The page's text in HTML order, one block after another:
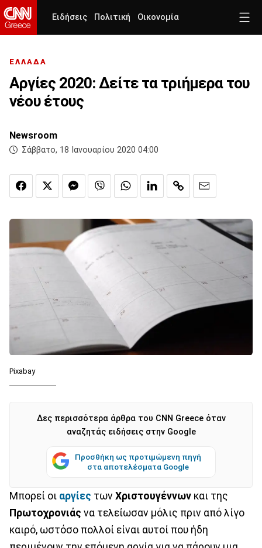
Ειδήσεις Πολιτική Οικονομία
ΕΛΛΑΔΑ
Αργίες 2020: Δείτε τα τριήμερα του
νέου έτους
Newsroom
Σάββατο, 18 Ιανουαρίου 2020 04:00
Pixabay
Δες περισσότερα άρθρα του CNN Greece όταν
αναζητάς ειδήσεις στην Google
Προσθήκη ως προτιμώμενη πηγή
στα αποτελέσματα Google
Μπορεί οι αργίες των Χριστουγέννων και της
Πρωτοχρονιάς να τελείωσαν μόλις πριν από λίγο
καιρό, ωστόσο πολλοί είναι αυτοί που ήδη